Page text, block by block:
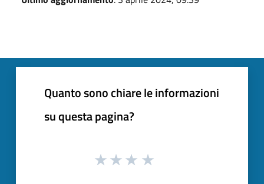
Quanto sono chiare le informazioni
su questa pagina?